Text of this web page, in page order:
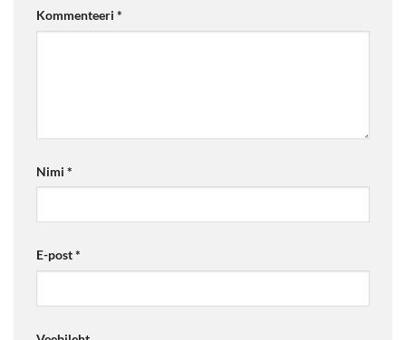
Kommenteeri *
Nimi *
E-post*